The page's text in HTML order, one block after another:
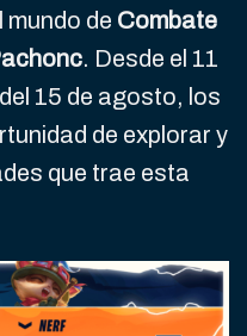
mundo de Combate
. Desde el 11
15 de agosto, los
de explorar y
que trae esta